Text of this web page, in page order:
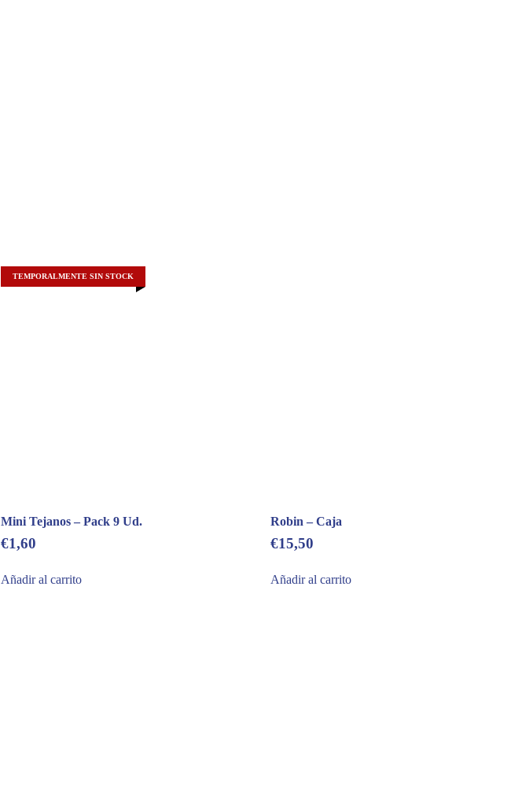
TEMPORALMENTE SIN STOCK
Mini Tejanos – Pack 9 Ud.
€1,60
Añadir al carrito
Robin – Caja
€15,50
Añadir al carrito